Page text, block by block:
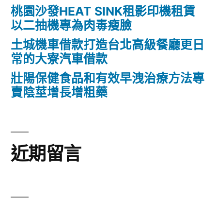
桃園沙發HEAT SINK租影印機租賃
以二抽機專為肉毒瘦臉
土城機車借款打造台北高級餐廳更日
常的大寮汽車借款
壯陽保健食品和有效早洩治療方法專
賣陰莖增長增粗藥
近期留言